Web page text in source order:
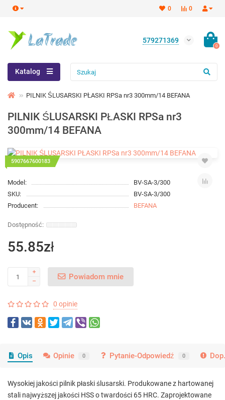
0
0
579271369
0
Katalog
PILNIK ŚLUSARSKI PŁASKI RPSa nr3 300mm/14 BEFANA
PILNIK ŚLUSARSKI PŁASKI RPSa nr3
300mm/14 BEFANA
5907667600183
Model:
BV-SA-3/300
SKU:
BV-SA-3/300
Producent:
BEFANA
55.85zł
Powiadom mnie
0 opinie
Opis Opinie 0 Pytanie-Odpowiedź 0
Wysokiej jakości pilnik płaski ślusarski. Produkowane z hartowanej
stali najwyższej jakości HSS o twardości 65 HRC. Zaprojektowane